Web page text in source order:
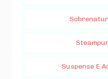
Suspense E